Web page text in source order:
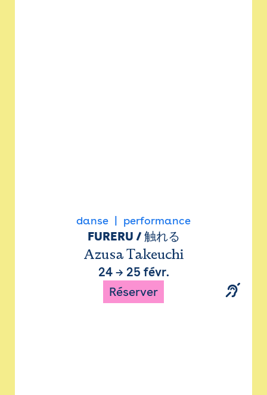
danse performance
FURERU / 触れる
Azusa Takeuchi
24→ 25 févr.
Réserver